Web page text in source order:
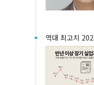
역대 최고치